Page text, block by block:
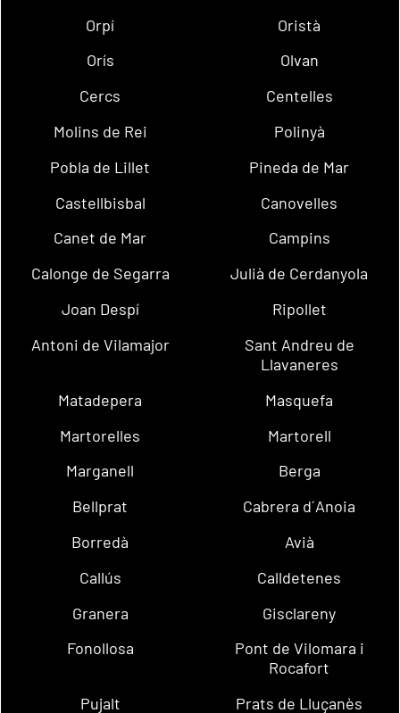
Orpí
Oristà
Orís
Olvan
Cercs
Centelles
Molins de Rei
Polinyà
Pobla de Lillet
Pineda de Mar
Castellbisbal
Canovelles
Canet de Mar
Campins
Calonge de Segarra
Julià de Cerdanyola
Joan Despí
Ripollet
Antoni de Vilamajor
Sant Andreu de
Llavaneres
Matadepera
Masquefa
Martorelles
Martorell
Marganell
Berga
Bellprat
Cabrera d´Anoia
Borredà
Avià
Callús
Calldetenes
Granera
Gisclareny
Fonollosa
Pont de Vilomara i
Rocafort
Pujalt
Prats de Lluçanès